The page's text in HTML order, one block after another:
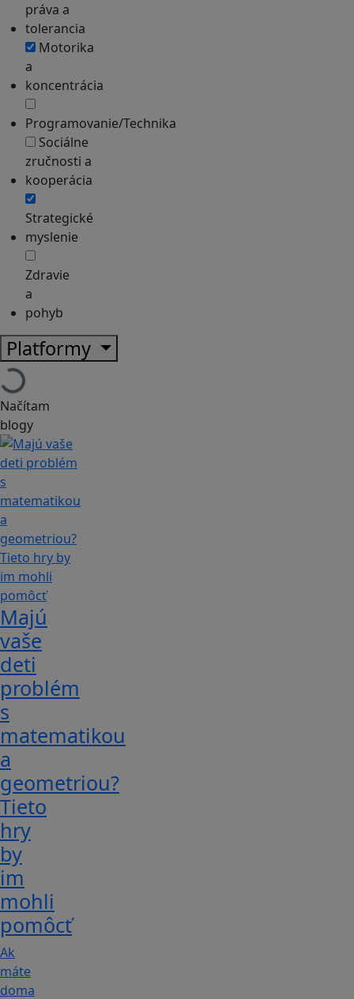
práva a
tolerancia
Motorika
a
koncentrácia
Programovanie/Technika
Sociálne
zručnosti a
kooperácia
Strategické
myslenie
Zdravie
a
pohyb
Platformy
Načítam
blogy
Majú
vaše
deti
problém
s
matematikou
a
geometriou?
Tieto
hry
by
im
mohli
pomôcť
Ak
máte
doma